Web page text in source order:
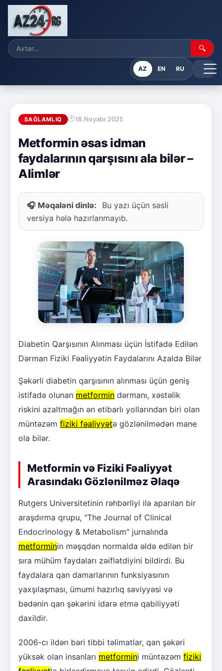
🔍
AZ EN RU
SAĞLAMLIQ 18.Noyabr.2025
Metformin əsas idman
faydalarının qarşısını ala bilər –
Alimlər
🎧 Məqaləni dinlə:
Bu yazı üçün səsli
versiya hələ hazırlanmayıb.
Diabetin Qarşısının Alınması üçün İstifadə Edilən
Dərman Fiziki Fəaliyyətin Faydalarını Azalda Bilər
Şəkərli diabetin qarşısının alınması üçün geniş
istifadə olunan metformin dərmanı, xəstəlik
riskini azaltmağın ən etibarlı yollarından biri olan
müntəzəm fiziki fəaliyyətə gözlənilmədən mane
ola bilər.
Metformin və Fiziki Fəaliyyət
Arasındakı Gözlənilməz Əlaqə
Rutgers Universitetinin rəhbərliyi ilə aparılan bir
araşdırma qrupu, "The Journal of Clinical
Endocrinology & Metabolism" jurnalında
metforminin məşqdən normalda əldə edilən bir
sıra mühüm faydaları zəiflətdiyini bildirdi. Bu
faydalara qan damarlarının funksiyasının
yaxşılaşması, ümumi hazırlıq səviyyəsi və
bədənin qan şəkərini idarə etmə qabiliyyəti
daxildir.
2006-cı ildən bəri tibbi təlimatlar, qan şəkəri
yüksək olan insanları metformini müntəzəm fiziki